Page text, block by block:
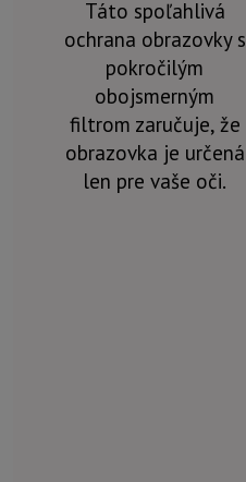
Táto spoľahlivá
ochrana obrazovky s
pokročilým
obojsmerným
filtrom zaručuje, že
obrazovka je určená
len pre vaše oči.